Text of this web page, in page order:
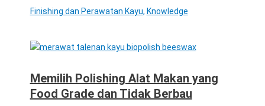
Finishing dan Perawatan Kayu, Knowledge
Memilih Polishing Alat Makan yang
Food Grade dan Tidak Berbau